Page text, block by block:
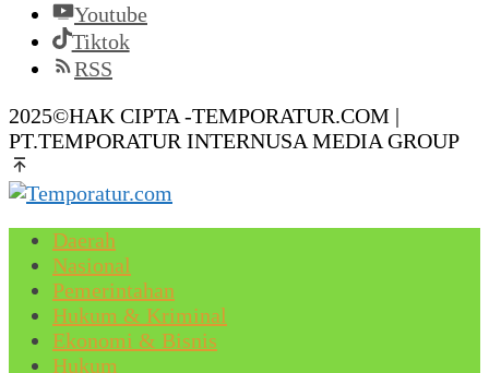
Youtube
Tiktok
RSS
2025©HAK CIPTA -TEMPORATUR.COM |
PT.TEMPORATUR INTERNUSA MEDIA GROUP
Daerah
Nasional
Pemerintahan
Hukum & Kriminal
Ekonomi & Bisnis
Hukum